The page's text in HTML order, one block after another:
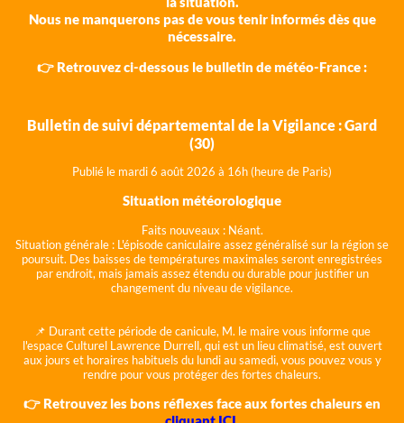
Nous ne manquerons pas de vous tenir informés dès que
nécessaire.
👉 Retrouvez ci-dessous le bulletin de météo-France :
Bulletin de suivi départemental de la Vigilance : Gard
(30)
Publié le mardi 6 août 2026 à 16h (heure de Paris)
Situation météorologique
Faits nouveaux : Néant.
Situation générale : L'épisode caniculaire assez généralisé sur la région se
poursuit. Des baisses de températures maximales seront enregistrées
par endroit, mais jamais assez étendu ou durable pour justifier un
changement du niveau de vigilance.
📌 Durant cette période de canicule, M. le maire vous informe que
l'espace Culturel Lawrence Durrell, qui est un lieu climatisé, est ouvert
aux jours et horaires habituels du lundi au samedi, vous pouvez vous y
rendre pour vous protéger des fortes chaleurs.
👉 Retrouvez les bons réflexes face aux fortes chaleurs en